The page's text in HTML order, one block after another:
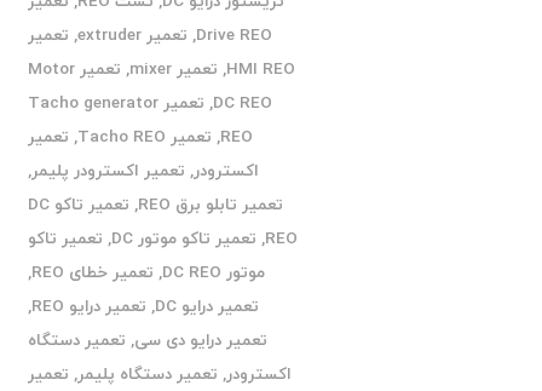
Drive REO
, تعمیر extruder , تعمیر
HMI REO
, تعمیر mixer ,
تعمیر Motor
DC REO
,
تعمیر Tacho generator
REO
, تعمیر Tacho REO , تعمیر
اکسترودر, تعمیر اکسترودر پلیمر,
تعمیر تابلو برق REO
,
تعمیر تاکو DC
REO
, تعمیر تاکو موتور DC , تعمیر تاکو
موتور DC REO
, تعمیر خطای REO
,
تعمیر درایو DC
, تعمیر درایو REO
,
تعمیر درایو دی سی, تعمیر دستگاه
اکسترودر, تعمیر دستگاه پلیمر, تعمیر